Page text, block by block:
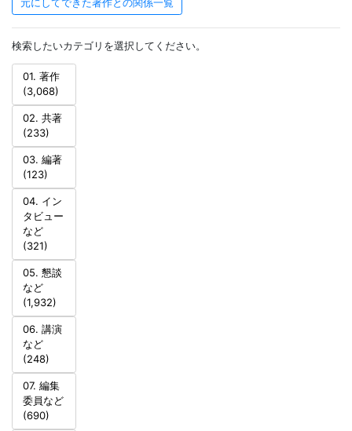
検索したいカテゴリを選択してください。
01. 著作
(3,068)
02. 共著
(233)
03. 編著
(123)
04. イン
タビュー
など
(321)
05. 懇談
など
(1,932)
06. 講演
など
(248)
07. 編集
委員など
(690)